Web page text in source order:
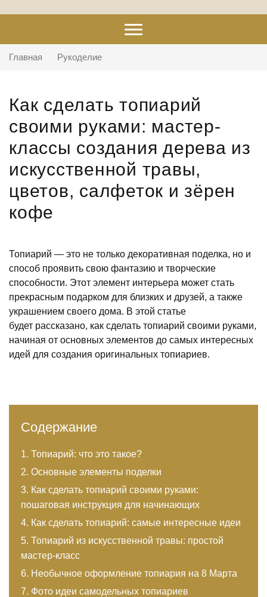
Главная Рукоделие
Как сделать топиарий
своими руками: мастер-
классы создания дерева из
искусственной травы,
цветов, салфеток и зёрен
кофе
Топиарий — это не только декоративная поделка, но и
способ проявить свою фантазию и творческие
способности. Этот элемент интерьера может стать
прекрасным подарком для близких и друзей, а также
украшением своего дома. В этой статье
будет рассказано, как сделать топиарий своими руками,
начиная от основных элементов до самых интересных
идей для создания оригинальных топиариев.
Содержание
Топиарий: что это такое?
Основные элементы поделки
Как сделать топиарий своими руками:
пошаговая инструкция для начинающих
Как сделать топиарий: самые интересные идеи
Топиарий из искусственной травы: простой
мастер-класс
Необычное оформление топиария на 8 Марта
Фото идеи самодельных топиариев